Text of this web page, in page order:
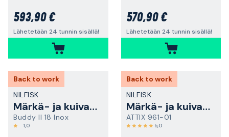
593,90 €
Lähetetään 24 tunnin sisällä!
570,90 €
Lähetetään 24 tunnin sisällä!
Back to work
NILFISK
Märkä- ja kuivaimuri
Buddy II 18 Inox
1,0
Back to work
NILFISK
Märkä- ja kuivaimuri
ATTIX 961-01
5,0